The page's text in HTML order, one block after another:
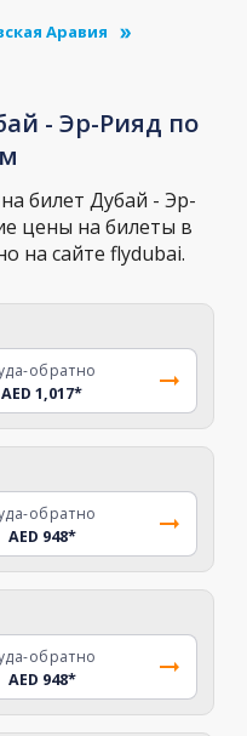
Аравия
- Эр-Рияд по
билет Дубай - Эр-
цены на билеты в
на сайте flydubai.
обратно
AED 1,017*
обратно
AED 948*
обратно
AED 948*